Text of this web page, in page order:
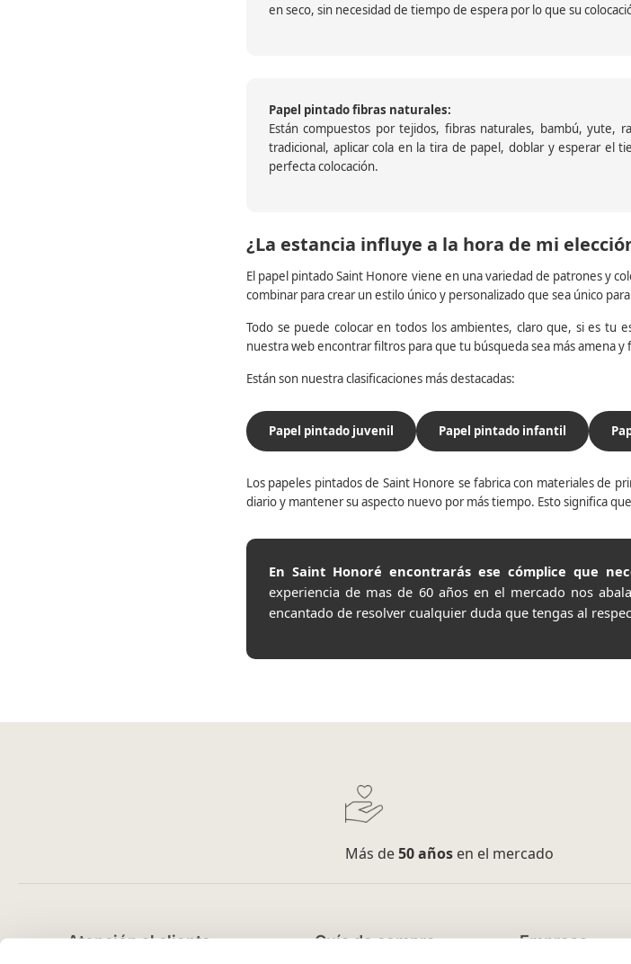
en seco, sin necesidad de tiempo de espera por lo que su
Papel pintado fibras naturales:
Están compuestos por tejidos, fibras naturales, bambú, yute,
tradicional, aplicar cola en la tira de papel, doblar y esperar el
perfecta colocación.
¿La estancia influye a la hora de mi
El papel pintado Saint Honore viene en una variedad de patrones y
combinar para crear un estilo único y personalizado que sea único
Todo se puede colocar en todos los ambientes, claro que, si es
nuestra web encontrar filtros para que tu búsqueda sea más amena
Están son nuestra clasificaciones más destacadas:
Papel pintado juvenil Papel pintado infantil
Los papeles pintados de Saint Honore se fabrica con materiales de
diario y mantener su aspecto nuevo por más tiempo. Esto significa
En Saint Honoré encontrarás ese cómplice que
experiencia de mas de 60 años en el mercado nos
encantado de resolver cualquier duda que tengas al
Más de50 añosen el mercado
Atención al cliente Guía de compra Empresa